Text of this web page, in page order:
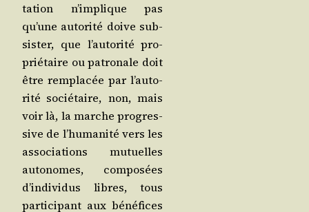
ta­tion n’im­plique pas
qu’une auto­ri­té doive sub­
sis­ter, que l’au­to­ri­té pro­
prié­taire ou patro­nale doit
être rem­pla­cée par l’au­to­
ri­té socié­taire, non, mais
voir là, la marche pro­gres­
sive de l’hu­ma­ni­té vers les
asso­cia­tions mutuelles
auto­nomes, com­po­sées
d’in­di­vi­dus libres, tous
par­ti­ci­pant aux béné­fices